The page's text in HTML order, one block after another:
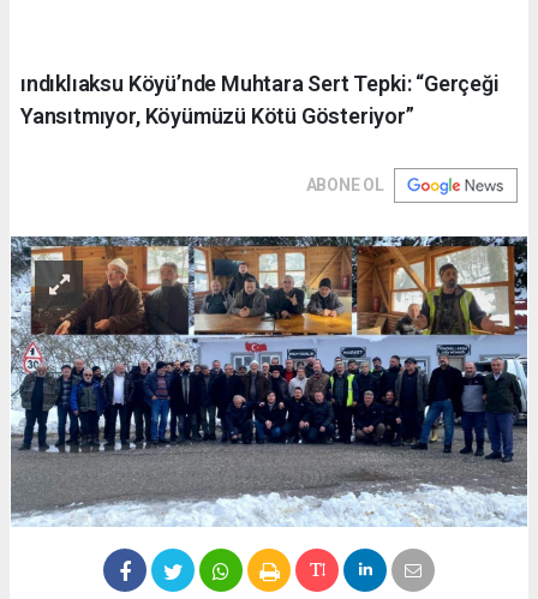
ındıklıaksu Köyü’nde Muhtara Sert Tepki: “Gerçeği
Yansıtmıyor, Köyümüzü Kötü Gösteriyor”
ABONE OL